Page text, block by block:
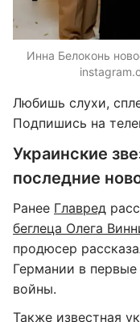
Инна Белоконь
Любишь слухи,
Подпишись на
Украинские
последние
Ранее Главред
беглеца Олега
продюсер
Германии в
войны.
Также известная